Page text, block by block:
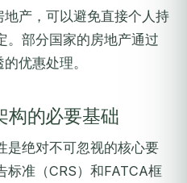
产，可以避免直接个人持
。部分国家的房地产通过
优惠处理。
构的必要基础
是绝对不可忽视的核心要
标准（CRS）和FATCA框